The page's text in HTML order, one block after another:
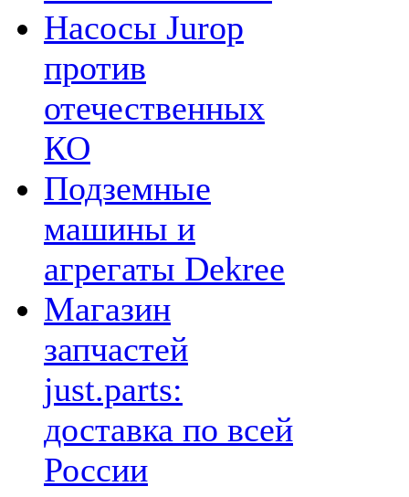
Насосы Jurop
против
отечественных
КО
Подземные
машины и
агрегаты Dekree
Магазин
запчастей
just.parts:
доставка по всей
России